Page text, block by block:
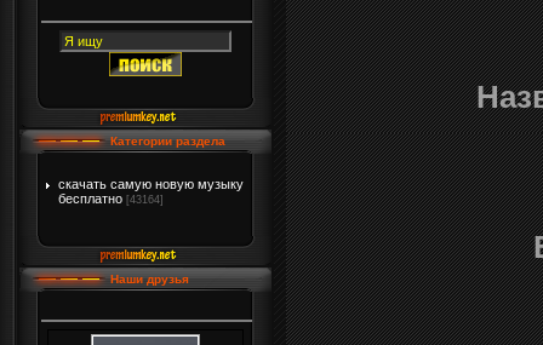
Категории раздела
скачать самую новую музыку
бесплатно [43164]
Наши друзья